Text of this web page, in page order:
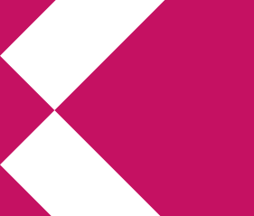
Annikas
och